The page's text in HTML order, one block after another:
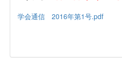
学会通信 2016年第1号.pdf